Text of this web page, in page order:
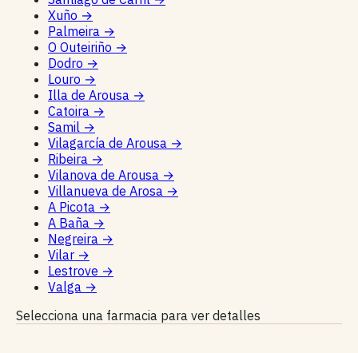
Xuño →
Palmeira →
O Outeiriño →
Dodro →
Louro →
Illa de Arousa →
Catoira →
Samil →
Vilagarcía de Arousa →
Ribeira →
Vilanova de Arousa →
Villanueva de Arosa →
A Picota →
A Baña →
Negreira →
Vilar →
Lestrove →
Valga →
Selecciona una farmacia para ver detalles